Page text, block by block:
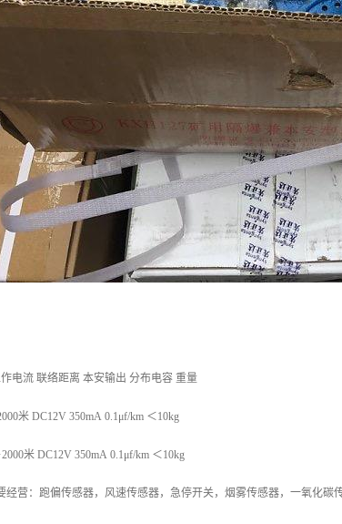
电流 联络距离 本安输出 分布电容 重量
米 DC12V 350mA 0.1μf/km ＜10kg
米 DC12V 350mA 0.1μf/km ＜10kg
经营：跑偏传感器，风速传感器，急停开关，烟雾传感器，一氧化